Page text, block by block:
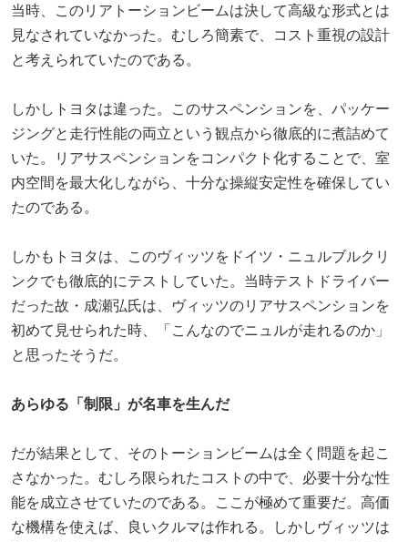
当時、このリアトーションビームは決して高級な形式とは
見なされていなかった。むしろ簡素で、コスト重視の設計
と考えられていたのである。
しかしトヨタは違った。このサスペンションを、パッケー
ジングと走行性能の両立という観点から徹底的に煮詰めて
いた。リアサスペンションをコンパクト化することで、室
内空間を最大化しながら、十分な操縦安定性を確保してい
たのである。
しかもトヨタは、このヴィッツをドイツ・ニュルブルクリ
ンクでも徹底的にテストしていた。当時テストドライバー
だった故・成瀬弘氏は、ヴィッツのリアサスペンションを
初めて見せられた時、「こんなのでニュルが走れるのか」
と思ったそうだ。
あらゆる「制限」が名車を生んだ
だが結果として、そのトーションビームは全く問題を起こ
さなかった。むしろ限られたコストの中で、必要十分な性
能を成立させていたのである。ここが極めて重要だ。高価
な機構を使えば、良いクルマは作れる。しかしヴィッツは